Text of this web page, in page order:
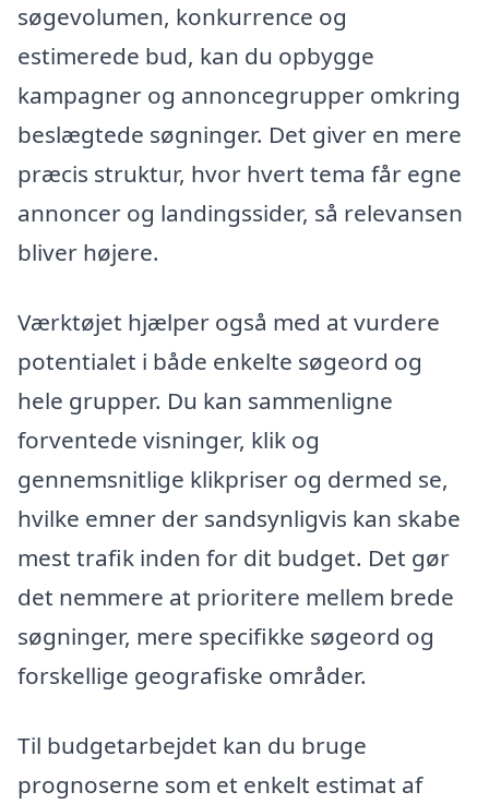
søgevolumen, konkurrence og
estimerede bud, kan du opbygge
kampagner og annoncegrupper omkring
beslægtede søgninger. Det giver en mere
præcis struktur, hvor hvert tema får egne
annoncer og landingssider, så relevansen
bliver højere.
Værktøjet hjælper også med at vurdere
potentialet i både enkelte søgeord og
hele grupper. Du kan sammenligne
forventede visninger, klik og
gennemsnitlige klikpriser og dermed se,
hvilke emner der sandsynligvis kan skabe
mest trafik inden for dit budget. Det gør
det nemmere at prioritere mellem brede
søgninger, mere specifikke søgeord og
forskellige geografiske områder.
Til budgetarbejdet kan du bruge
prognoserne som et enkelt estimat af